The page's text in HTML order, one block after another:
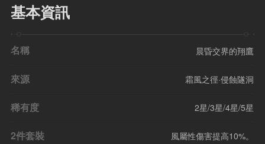
基本資訊
名稱 晨昏交界的翔鷹
來源 霜風之徑·侵蝕隧洞
稀有度 2星/3星/4星/5星
2件套裝 風屬性傷害提高10%。